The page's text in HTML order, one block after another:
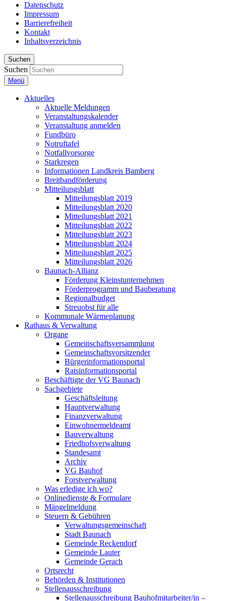
Datenschutz
Impressum
Barrierefreiheit
Kontakt
Inhaltsverzeichnis
Suchen
Suchen
Menü
Aktuelles
Aktuelle Meldungen
Veranstaltungskalender
Veranstaltung anmelden
Fundbüro
Notruftafel
Notfallvorsorge
Starkregen
Informationen Landkreis Bamberg
Breitbandförderung
Mitteilungsblatt
Mitteilungsblatt 2019
Mitteilungsblatt 2020
Mitteilungsblatt 2021
Mitteilungsblatt 2022
Mitteilungsblatt 2023
Mitteilungsblatt 2024
Mitteilungsblatt 2025
Mitteilungsblatt 2026
Baunach-Allianz
Förderung Kleinstunternehmen
Förderprogramm und Bauberatung
Regionalbudget
Streuobst für alle
Kommunale Wärmeplanung
Rathaus & Verwaltung
Organe
Gemeinschaftsversammlung
Gemeinschaftsvorsitzender
Bürgerinformationsportal
Ratsinformationsportal
Beschäftigte der VG Baunach
Sachgebiete
Geschäftsleitung
Hauptverwaltung
Finanzverwaltung
Einwohnermeldeamt
Bauverwaltung
Friedhofsverwaltung
Standesamt
Archiv
VG Bauhof
Forstverwaltung
Was erledige ich wo?
Onlinedienste & Formulare
Mängelmeldung
Steuern & Gebühren
Verwaltungsgemeinschaft
Stadt Baunach
Gemeinde Reckendorf
Gemeinde Lauter
Gemeinde Gerach
Ortsrecht
Behörden & Institutionen
Stellenausschreibung
Stellenausschreibung Bauhofmitarbeiter/in –